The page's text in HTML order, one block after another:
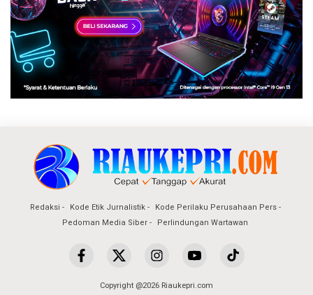
Redaksi Kode Etik Jurnalistik
Kode Perilaku Perusahaan Pers
Pedoman Media Siber
Perlindungan Wartawan
Copyright @2026 Riaukepri.com